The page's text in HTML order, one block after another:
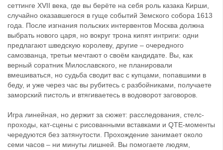
сеттинге XVII века, где вы берёте на себя роль казака Кирши,
случайно оказавшегося в гуще событий Земского собора 1613
года. После изгнания польских интервентов Москва должна
выбрать нового царя, но вокруг трона кипят интриги: одни
предлагают шведскую королеву, другие – очередного
самозванца, третьи мечтают о своём кандидате. Вы, как
верный соратник Милославского, не планировали
вмешиваться, но судьба сводит вас с купцами, попавшими в
беду, и уже через час вы рубитесь с разбойниками, получаете
заморский пистоль и втягиваетесь в водоворот заговоров.
Игра линейная, но держит за сюжет: расследования, стелс-
проходы, кат-сцены с рисованными вставками и QTE-моменты
чередуются без затянутости. Прохождение занимает около
семи часов – ни минуты лишней. Вы помогаете людям,